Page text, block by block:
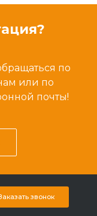
по
или по
почты!
звонок